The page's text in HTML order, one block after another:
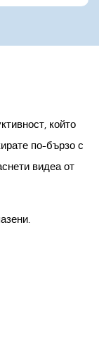
който
по-бързо с
видеа от